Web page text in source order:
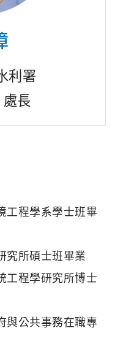
利署
處長
工程學系學士班畢
究所碩士班畢業
工程學研究所博士
與公共事務在職專